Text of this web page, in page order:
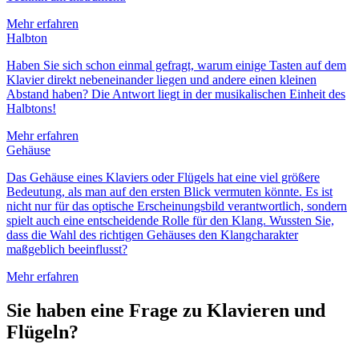
Mehr erfahren
Halbton
Haben Sie sich schon einmal gefragt, warum einige Tasten auf dem
Klavier direkt nebeneinander liegen und andere einen kleinen
Abstand haben? Die Antwort liegt in der musikalischen Einheit des
Halbtons!
Mehr erfahren
Gehäuse
Das Gehäuse eines Klaviers oder Flügels hat eine viel größere
Bedeutung, als man auf den ersten Blick vermuten könnte. Es ist
nicht nur für das optische Erscheinungsbild verantwortlich, sondern
spielt auch eine entscheidende Rolle für den Klang. Wussten Sie,
dass die Wahl des richtigen Gehäuses den Klangcharakter
maßgeblich beeinflusst?
Mehr erfahren
Sie haben eine Frage zu Klavieren und
Flügeln?